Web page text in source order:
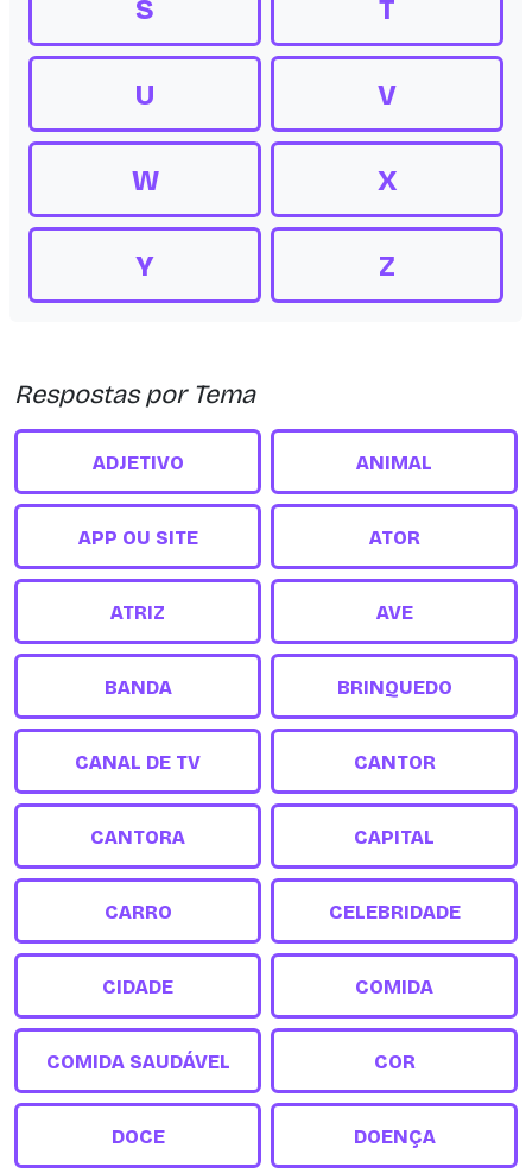
S T
U V
W X
Y Z
Respostas por Tema
ADJETIVO ANIMAL
APP OU SITE ATOR
ATRIZ AVE
BANDA BRINQUEDO
CANAL DE TV CANTOR
CANTORA CAPITAL
CARRO CELEBRIDADE
CIDADE COMIDA
COMIDA SAUDÁVEL COR
DOCE DOENÇA